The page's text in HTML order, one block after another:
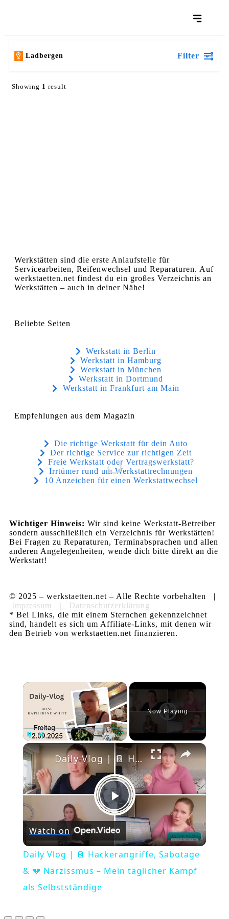
Ladbergen Filter
Showing 1 result
Werkstätten sind die erste Anlaufstelle für
Servicearbeiten, Reifenwechsel und Reparaturen. Auf
werkstaetten.net findest du ein großes Verzeichnis an
Werkstätten – auch in deiner Nähe!
Beliebte Seiten
Werkstatt in Berlin
Werkstatt in Hamburg
Werkstatt in München
Werkstatt in Dortmund
Werkstatt in Frankfurt am Main
Empfehlungen aus dem Magazin
Die richtige Werkstatt für dein Auto
Der richtige Service zur richtigen Zeit
Freie Werkstatt oder Vertragswerkstatt?
Irrtümer rund um Werkstattrechnungen
10 Anzeichen für einen Werkstattwechsel
Wichtiger Hinweis: Wir sind keine Werkstatt-Betreiber
sondern ausschließlich ein Verzeichnis für Werkstätten!
Bei Fragen zu Reparaturen, Terminabsprachen und allen
anderen Angelegenheiten, wende dich bitte direkt an die
Werkstatt!
© 2025 – werkstaetten.net – Alle Rechte vorbehalten |
Impressum
| Datenschutzerklärung
* Bei Links, die mit einem Sternchen gekennzeichnet
sind, handelt es sich um Affiliate-Links, mit denen wir
den Betrieb von werkstaetten.net finanzieren.
×
Fullscreen
Now Playing
×
Play
Video
Daily Vlog | 📔 Hackerangriffe, Sabotage & 💔 Narzissmus – Mein täglicher Kampf als Selbstständige
Watch on
Daily Vlog | 📔 Hackerangriffe, Sabotage
& 💔 Narzissmus – Mein täglicher Kampf
als Selbstständige